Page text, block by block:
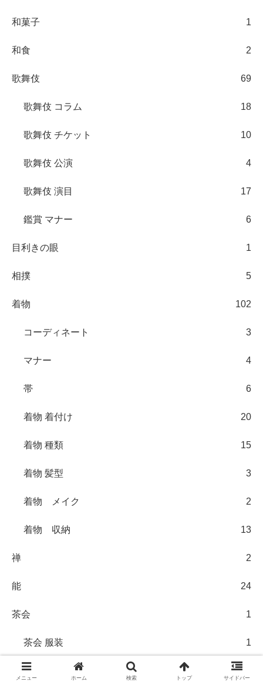
和菓子 1
和食 2
歌舞伎 69
歌舞伎 コラム 18
歌舞伎 チケット 10
歌舞伎 公演 4
歌舞伎 演目 17
鑑賞 マナー 6
目利きの眼 1
相撲 5
着物 102
コーディネート 3
マナー 4
帯 6
着物 着付け 20
着物 種類 15
着物 髪型 3
着物 メイク 2
着物 収納 13
禅 2
能 24
茶会 1
茶会 服装 1
茶室
メニュー ホーム 検索 トップ サイドバー